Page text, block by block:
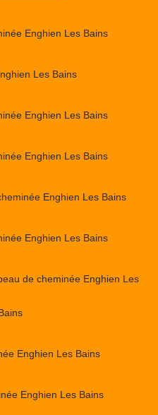
Enghien Les Bains
Les Bains
Enghien Les Bains
Enghien Les Bains
Enghien Les Bains
Enghien Les Bains
de cheminée Enghien Les
Enghien Les Bains
Enghien Les Bains